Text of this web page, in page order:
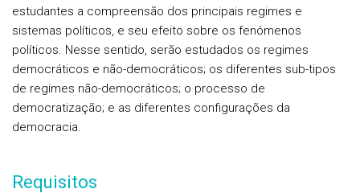
estudantes a compreensão dos principais regimes e
sistemas políticos, e seu efeito sobre os fenómenos
políticos. Nesse sentido, serão estudados os regimes
democráticos e não-democráticos; os diferentes sub-tipos
de regimes não-democráticos; o processo de
democratização; e as diferentes configurações da
democracia.
Requisitos